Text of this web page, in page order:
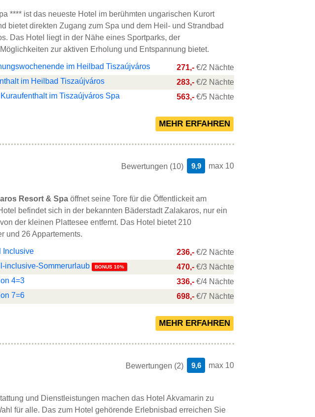
**** ist das neueste Hotel im berühmten ungarischen Kurort
bietet direkten Zugang zum Spa und dem Heil- und Strandbad
Das Hotel liegt in der Nähe eines Sportparks, der
zur aktiven Erholung und Entspannung bietet.
im Heilbad Tiszaújváros 271,- €/2 Nächte
im Heilbad Tiszaújváros
283,- €/2 Nächte
im Tiszaújváros Spa
563,- €/5 Nächte
Bewertungen (10) max 10
9,9
Resort & Spa öffnet seine Tore für die Öffentlickeit am
befindet sich in der bekannten Bäderstadt Zalakaros, nur ein
der kleinen Plattesee entfernt. Das Hotel bietet 210
und 26 Appartements.
Inclusive 236,- €/2 Nächte
inclusive-Sommerurlaub
BONUS 10% 470,- €/3 Nächte
4=3
336,- €/4 Nächte
7=6
698,- €/7 Nächte
Bewertungen (2) max 10
9,6
und Dienstleistungen machen das Hotel Akvamarin zu
für alle. Das zum Hotel gehörende Erlebnisbad erreichen Sie